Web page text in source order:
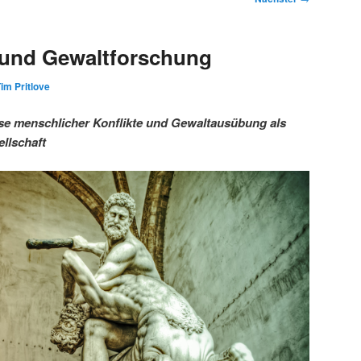
Gewaltforschung
Pritlove
menschlicher Konflikte und Gewaltausübung als